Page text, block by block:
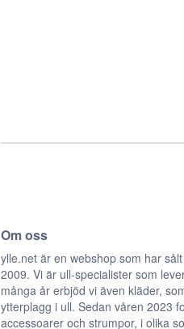
Om oss
ylle.net är en webshop som har
2009. Vi är ull-specialister som
många år erbjöd vi även kläder,
ytterplagg i ull. Sedan våren 2023
accessoarer och strumpor, i olika